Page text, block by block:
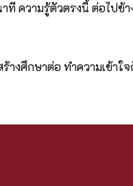
ความรู้ตัวตรงนี้ ต่อไปข้า
งศึกษาต่อ ทำความเข้าใจ